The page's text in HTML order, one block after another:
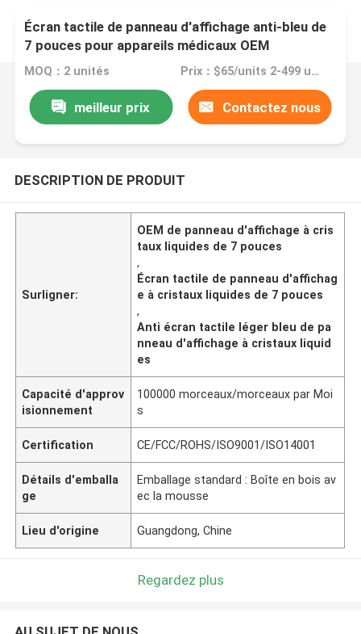
Écran tactile de panneau d'affichage anti-bleu de
7 pouces pour appareils médicaux OEM
MOQ：2 unités Prix：$65/units 2-499 units
meilleur prix Contactez nous
DESCRIPTION DE PRODUIT
Surligner:
OEM de panneau d'affichage à cris
taux liquides de 7 pouces
,
Écran tactile de panneau d'affichag
e à cristaux liquides de 7 pouces
,
Anti écran tactile léger bleu de pa
nneau d'affichage à cristaux liquid
es
Capacité d'approv
isionnement
100000 morceaux/morceaux par Moi
s
Certification CE/FCC/ROHS/ISO9001/ISO14001
Détails d'emballa
ge
Emballage standard : Boîte en bois av
ec la mousse
Lieu d'origine Guangdong, Chine
Regardez plus